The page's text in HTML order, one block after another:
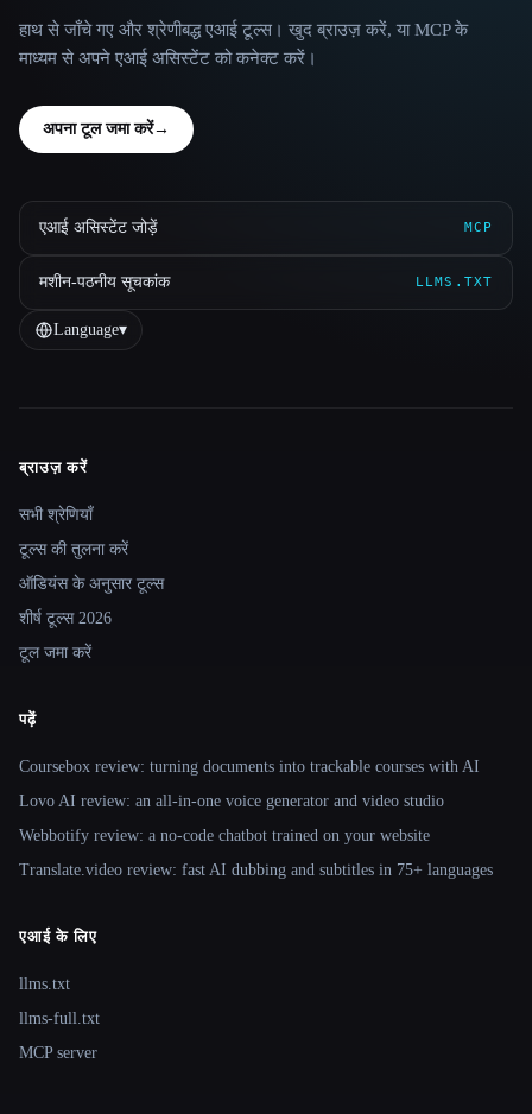
हाथ से जाँचे गए और श्रेणीबद्ध एआई टूल्स। खुद ब्राउज़ करें, या MCP के
माध्यम से अपने एआई असिस्टेंट को कनेक्ट करें।
अपना टूल जमा करें→
एआई असिस्टेंट जोड़ें MCP
मशीन-पठनीय सूचकांक LLMS.TXT
Language▾
Site navigation
ब्राउज़ करें
सभी श्रेणियाँ
टूल्स की तुलना करें
ऑडियंस के अनुसार टूल्स
शीर्ष टूल्स 2026
टूल जमा करें
पढ़ें
Coursebox review: turning documents into trackable courses with AI
Lovo AI review: an all-in-one voice generator and video studio
Webbotify review: a no-code chatbot trained on your website
Translate.video review: fast AI dubbing and subtitles in 75+ languages
एआई के लिए
llms.txt
llms-full.txt
MCP server